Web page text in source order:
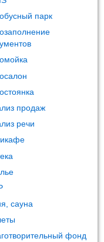
парк
продаж
речи
сауна
фонд